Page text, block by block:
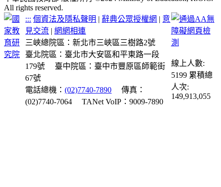
All rights reserved.
::: 個資法及隱私聲明 | 辭典公眾授權網 | 意
見交流 |網網相連
三峽總院區：新北市三峽區三樹路2號
臺北院區：臺北市大安區和平東路一段
179號
臺中院區：臺中市豐原區師範街
67號
電話總機：(02)7740-7890
傳真：
(02)7740-7064
TANet VoIP：9009-7890
線上人數:
5199 累積總
人次:
149,913,055